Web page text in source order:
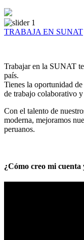
TRABAJA EN SUNAT
Trabajar en la SUNAT
país.
Tienes la oportunidad
de trabajo colaborativo y
Con el talento de
moderna, mejoramos
peruanos.
¿Cómo creo mi cuenta